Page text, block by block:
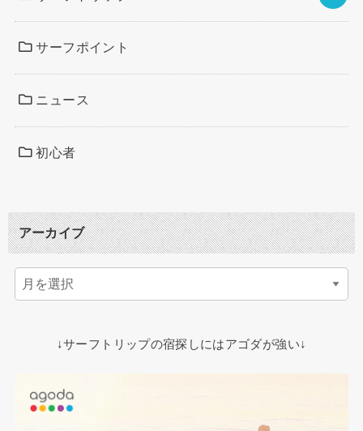
サーフポイント
ニュース
初心者
アーカイブ
↓サーフトリップの宿探しにはアゴダが強い↓